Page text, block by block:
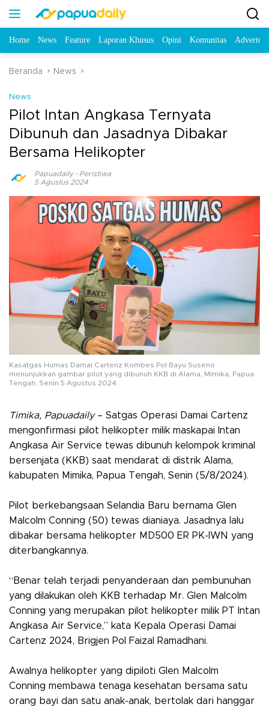
Home News Feature Laporan Khusus Opini Komunitas
Beranda News
News
Pilot Intan Angkasa Ternyata
Dibunuh dan Jasadnya Dibakar
Bersama Helikopter
Papuadaily- Peristiwa
5 Agustus 2024
Kasatgas Humas Damai Cartenz Kombes Pol Bayu Suseno
menunjukkan gambar pilot yang dibunuh KKB di Alama, Mimika, Papua
Tengah, Senin 5 Agustus 2024.
Timika, Papuadaily – Satgas Operasi Damai Cartenz
mengonfirmasi pilot helikopter milik maskapai Intan
Angkasa Air Service tewas dibunuh kelompok kriminal
bersenjata (KKB) saat mendarat di distrik Alama,
kabupaten Mimika, Papua Tengah, Senin (5/8/2024).
Pilot berkebangsaan Selandia Baru bernama Glen
Malcolm Conning (50) tewas dianiaya. Jasadnya lalu
dibakar bersama helikopter MD500 ER PK-IWN yang
diterbangkannya.
“Benar telah terjadi penyanderaan dan pembunuhan
yang dilakukan oleh KKB terhadap Mr. Glen Malcolm
Conning yang merupakan pilot helikopter milik PT Intan
Angkasa Air Service,” kata Kepala Operasi Damai
Cartenz 2024, Brigjen Pol Faizal Ramadhani.
Awalnya helikopter yang dipiloti Glen Malcolm
Conning membawa tenaga kesehatan bersama satu
orang bayi dan satu anak-anak, bertolak dari hanggar